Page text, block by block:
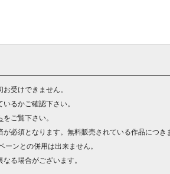
受けできません。
いるかご確認下さい。
をご覧下さい。
必須となります。無料販売されている作品につき
ーンとの併用は出来ません。
る場合がございます。